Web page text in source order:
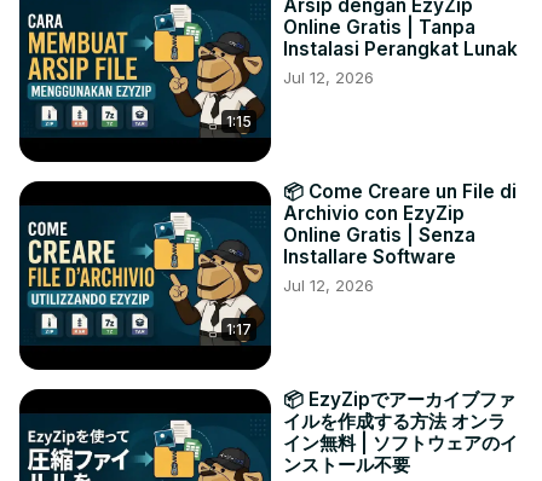
1:15
Arsip dengan EzyZip
Online Gratis | Tanpa
Instalasi Perangkat Lunak
Jul 12, 2026
1:17
📦 Come Creare un File di
Archivio con EzyZip
Online Gratis | Senza
Installare Software
Jul 12, 2026
📦 EzyZipでアーカイブファ
イルを作成する方法 オンラ
イン無料 | ソフトウェアのイ
ンストール不要